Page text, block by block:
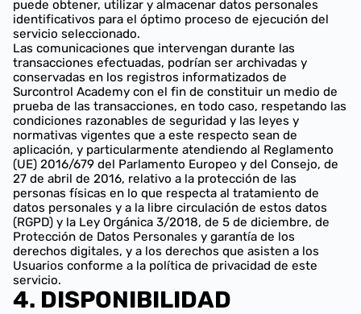
puede obtener, utilizar y almacenar datos personales
identificativos para el óptimo proceso de ejecución del
servicio seleccionado.
Las comunicaciones que intervengan durante las
transacciones efectuadas, podrían ser archivadas y
conservadas en los registros informatizados de
Surcontrol Academy con el fin de constituir un medio de
prueba de las transacciones, en todo caso, respetando las
condiciones razonables de seguridad y las leyes y
normativas vigentes que a este respecto sean de
aplicación, y particularmente atendiendo al Reglamento
(UE) 2016/679 del Parlamento Europeo y del Consejo, de
27 de abril de 2016, relativo a la protección de las
personas físicas en lo que respecta al tratamiento de
datos personales y a la libre circulación de estos datos
(RGPD) y la Ley Orgánica 3/2018, de 5 de diciembre, de
Protección de Datos Personales y garantía de los
derechos digitales, y a los derechos que asisten a los
Usuarios conforme a la política de privacidad de este
servicio.
4. DISPONIBILIDAD